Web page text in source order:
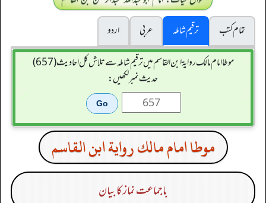
تمام کتب
ترقیم شاملہ عربی
اردو
موطا امام مالك رواية ابن القاسم میں ترقیم شاملہ سے تلاش کل احادیث (657)
حدیث نمبر لکھیں:
موطا امام مالك رواية ابن القاسم
باجماعت نماز کا بیان